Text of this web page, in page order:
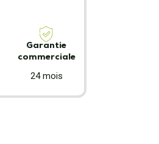
Garantie
commerciale
24 mois